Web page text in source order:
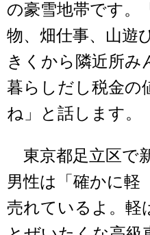
の豪雪地帯です。
物、畑仕事、山遊
きくから隣近所み
暮らしだし税金の
ね」と話します。
東京都足立区で
男性は「確かに軽
売れているよ。軽